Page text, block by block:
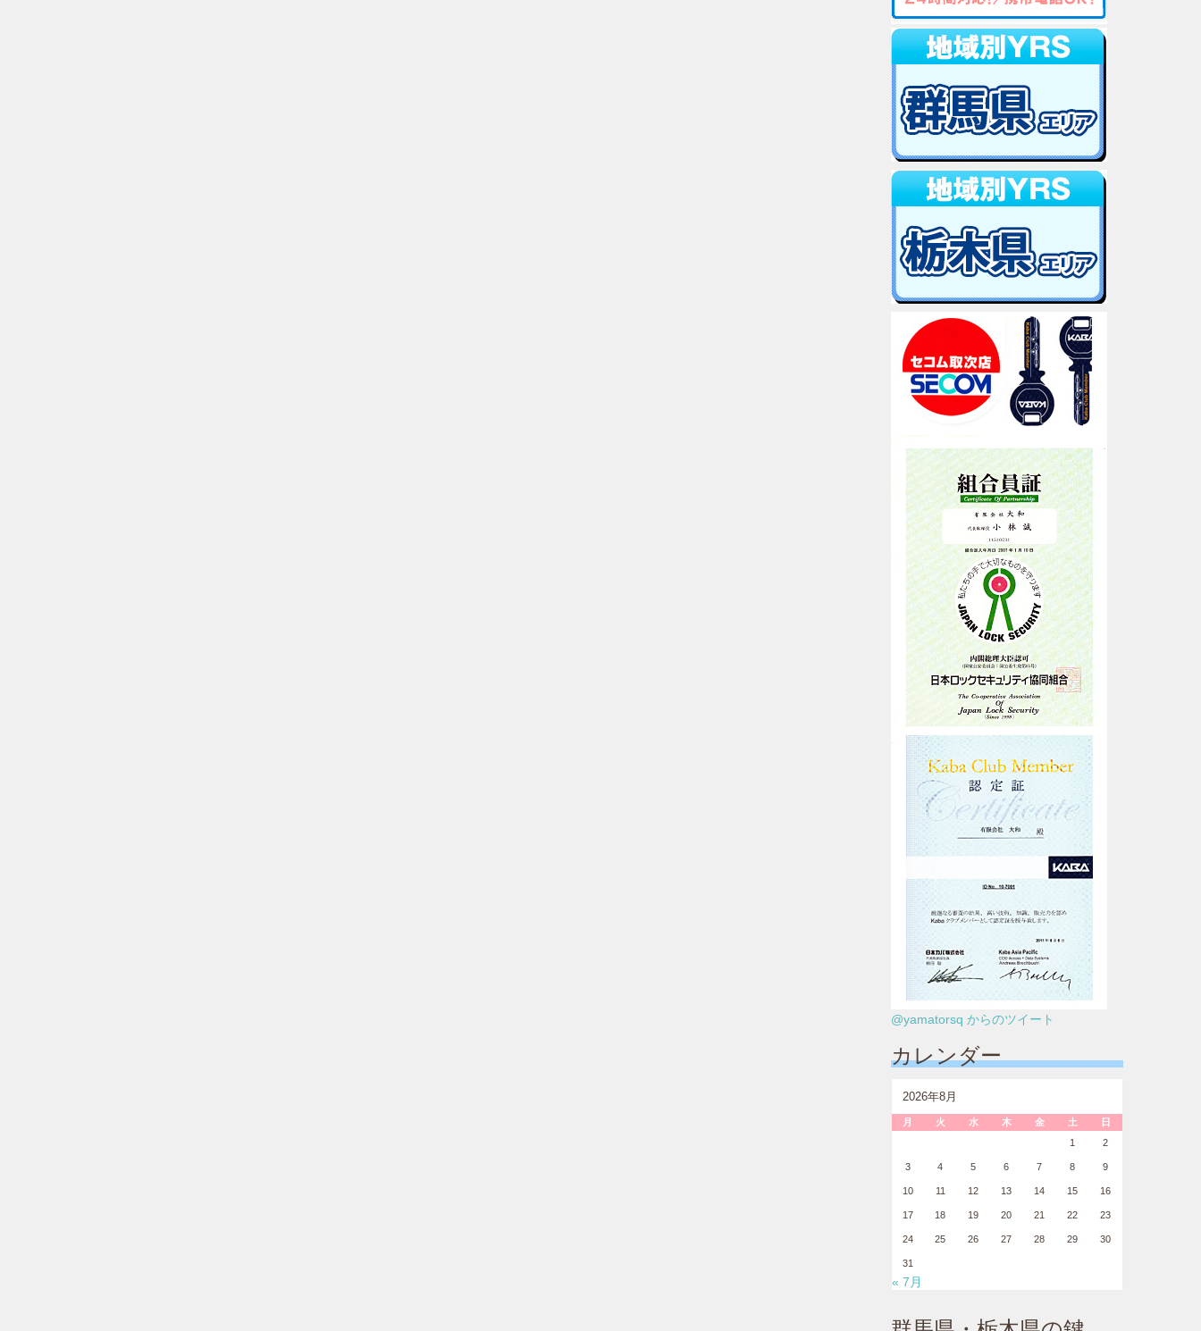
@yamatorsq からのツイート
カレンダー
2026年8月
月 火 水 木 金 土
日
1
2
3 4 5 6 7 8 9
10 11 12 13 14 15 16
17 18 19 20 21 22 23
24 25 26 27 28 29 30
31
« 7月